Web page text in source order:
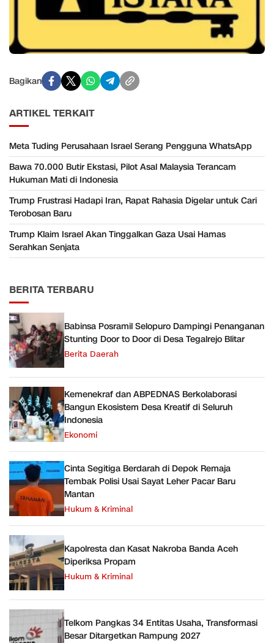
Bagikan
ARTIKEL TERKAIT
Meta Tuding Perusahaan Israel Serang Pengguna WhatsApp
Bawa 70.000 Butir Ekstasi, Pilot Asal Malaysia Terancam
Hukuman Mati di Indonesia
Trump Frustrasi Hadapi Iran, Rapat Rahasia Digelar untuk Cari
Terobosan Baru
Trump Klaim Israel Akan Tinggalkan Gaza Usai Hamas
Serahkan Senjata
BERITA TERBARU
Babinsa Posramil Selopuro Dampingi Penanganan
Stunting Door to Door di Desa Tegalrejo Blitar
Berita Daerah
Kemenekraf dan ABPEDNAS Berkolaborasi
Bangun Ekosistem Desa Kreatif di Seluruh
Indonesia
Ekonomi
Cinta Segitiga Berdarah di Depok Remaja
Tembak Polisi Usai Sayat Leher Pacar Baru
Mantan
Hukum & Kriminal
Kapolresta dan Kasat Nakroba Banda Aceh
Diperiksa Propam
Hukum & Kriminal
Telkom Pangkas 34 Entitas Usaha, Transformasi
Besar Ditargetkan Rampung 2027